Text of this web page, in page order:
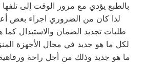
بالطبع يؤدي مع مرور الوقت إلى
لذا كان من الضروري اجراء بعض
طلبات تجديد الضمان والاستبدال كما
لكل ما هو جديد في مجال الأجهزة
ما هو جديد وذلك من أجل راحة